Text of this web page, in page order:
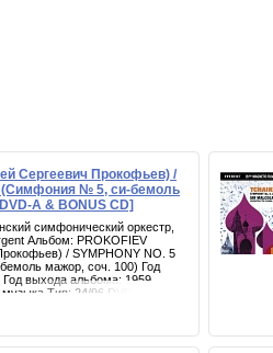
Сергеевич Прокофьев) /
(Симфония № 5, си-бемоль
A & BONUS CD]
симфонический оркестр,
Альбом: PROKOFIEV
/ SYMPHONY NO. 5
мажор, соч. 100) Год
Год выхода альбома: 1959
Тип: 24/96 DVD; 24/192
CLASSIC